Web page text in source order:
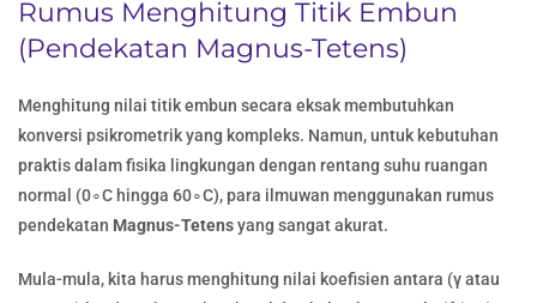
Rumus Menghitung Titik Embun
(Pendekatan Magnus-Tetens)
Menghitung nilai titik embun secara eksak membutuhkan
konversi psikrometrik yang kompleks. Namun, untuk kebutuhan
praktis dalam fisika lingkungan dengan rentang suhu ruangan
normal (0∘C hingga 60∘C), para ilmuwan menggunakan rumus
pendekatan Magnus-Tetensyang sangat akurat.
Mula-mula, kita harus menghitung nilai koefisien antara (γ atau